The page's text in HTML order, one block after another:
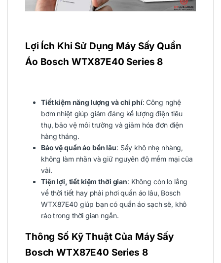
Lợi Ích Khi Sử Dụng Máy Sấy Quần
Áo Bosch WTX87E40 Series 8
Tiết kiệm năng lượng và chi phí: Công nghệ
bơm nhiệt giúp giảm đáng kể lượng điện tiêu
thụ, bảo vệ môi trường và giảm hóa đơn điện
hàng tháng.
Bảo vệ quần áo bền lâu: Sấy khô nhẹ nhàng,
không làm nhăn và giữ nguyên độ mềm mại của
vải.
Tiện lợi, tiết kiệm thời gian: Không còn lo lắng
về thời tiết hay phải phơi quần áo lâu, Bosch
WTX87E40 giúp bạn có quần áo sạch sẽ, khô
ráo trong thời gian ngắn.
Thông Số Kỹ Thuật Của Máy Sấy
Bosch WTX87E40 Series 8